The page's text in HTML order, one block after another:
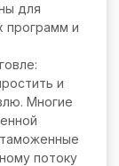
для
программ и
и
Многие
потоку